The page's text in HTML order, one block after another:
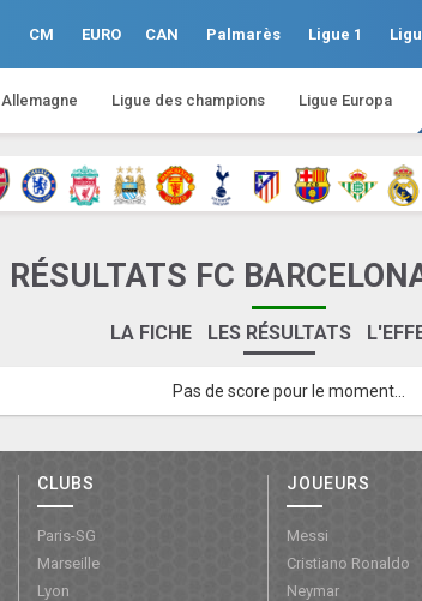
CM EURO CAN Palmarès Ligue 1
Allemagne Ligue des champions Ligue Europa
RÉSULTATS FC
LA FICHE LES RÉSULTATS
Pas de score pour le moment...
CLUBS
Paris-SG
Marseille
Lyon
JOUEURS
Messi
Cristiano Ronaldo
Neymar